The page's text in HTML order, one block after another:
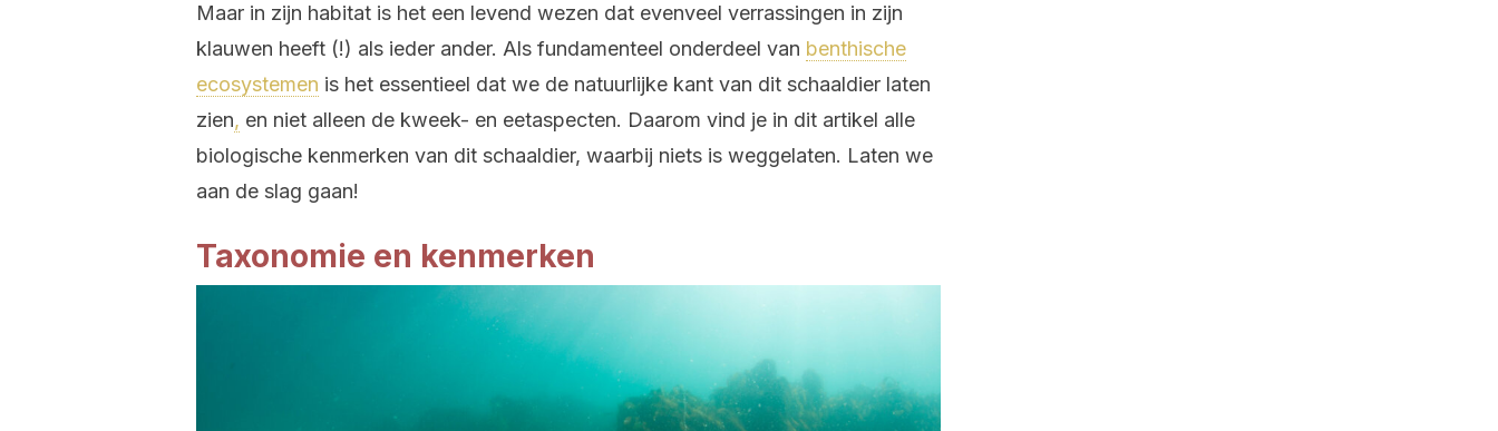
Maar in zijn habitat is het een levend wezen dat evenveel verrassingen in zijn
klauwen heeft (!) als ieder ander. Als fundamenteel onderdeel van benthische
ecosystemen is het essentieel dat we de natuurlijke kant van dit schaaldier laten
zien, en niet alleen de kweek- en eetaspecten. Daarom vind je in dit artikel alle
biologische kenmerken van dit schaaldier, waarbij niets is weggelaten. Laten we
aan de slag gaan!
Taxonomie en kenmerken